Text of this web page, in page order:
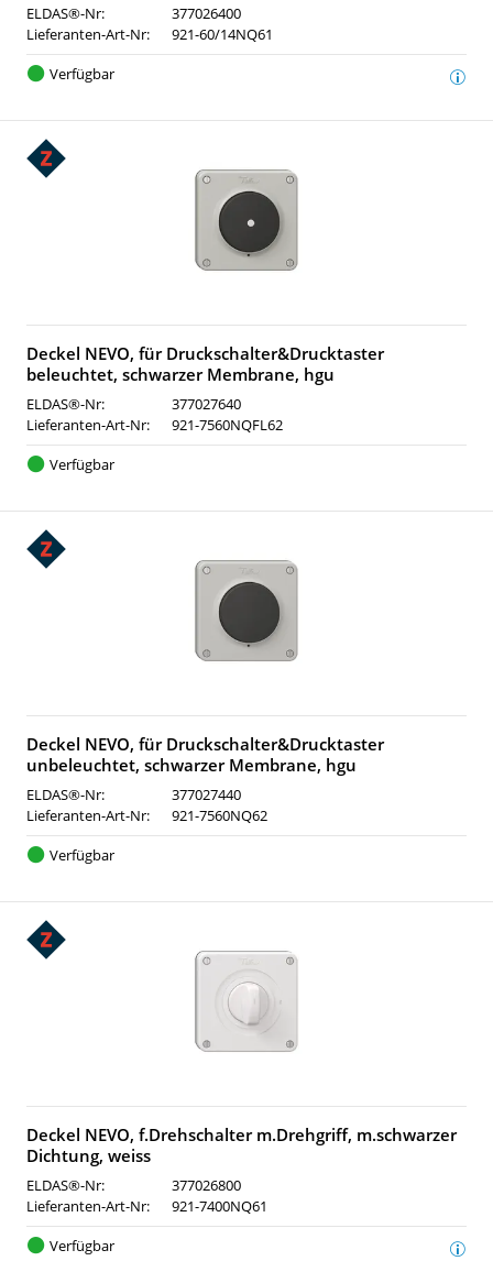
ELDAS®-Nr:
377026400
Lieferanten-Art-Nr:
921-60/14NQ61
Verfügbar
Deckel NEVO, für Druckschalter&Drucktaster
beleuchtet, schwarzer Membrane, hgu
ELDAS®-Nr:
377027640
Lieferanten-Art-Nr:
921-7560NQFL62
Verfügbar
Deckel NEVO, für Druckschalter&Drucktaster
unbeleuchtet, schwarzer Membrane, hgu
ELDAS®-Nr:
377027440
Lieferanten-Art-Nr:
921-7560NQ62
Verfügbar
Deckel NEVO, f.Drehschalter m.Drehgriff, m.schwarzer
Dichtung, weiss
ELDAS®-Nr:
377026800
Lieferanten-Art-Nr:
921-7400NQ61
Verfügbar